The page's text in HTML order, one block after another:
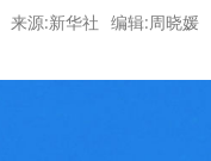
来源:新华社 编辑:周晓媛